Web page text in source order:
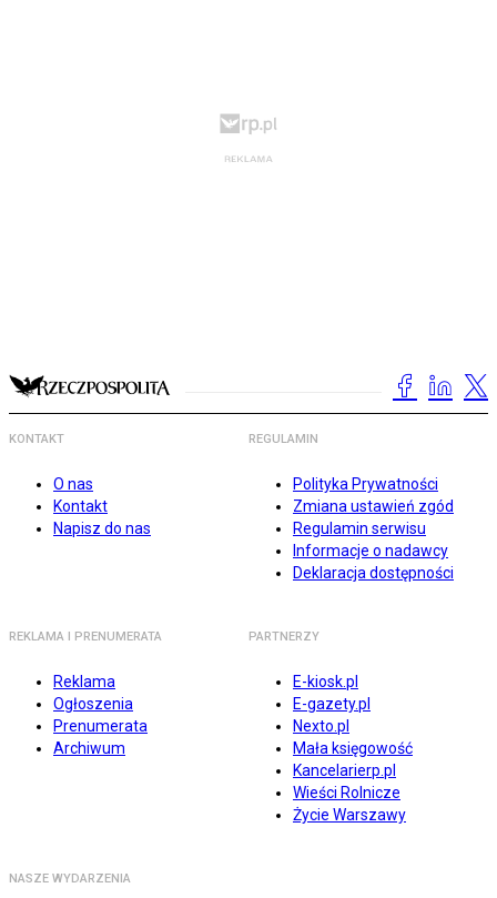
KONTAKT
O nas
Kontakt
Napisz do nas
REGULAMIN
Polityka Prywatności
Zmiana ustawień zgód
Regulamin serwisu
Informacje o nadawcy
Deklaracja dostępności
REKLAMA I PRENUMERATA
Reklama
Ogłoszenia
Prenumerata
Archiwum
PARTNERZY
E-kiosk.pl
E-gazety.pl
Nexto.pl
Mała księgowość
Kancelarierp.pl
Wieści Rolnicze
Życie Warszawy
NASZE WYDARZENIA